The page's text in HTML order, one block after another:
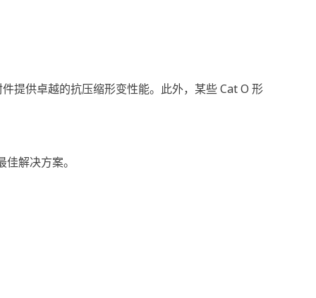
提供卓越的抗压缩形变性能。此外，某些 Cat O 形
解决方案。